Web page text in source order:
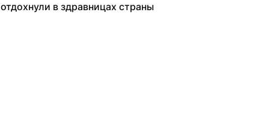
отдохнули в здравницах страны